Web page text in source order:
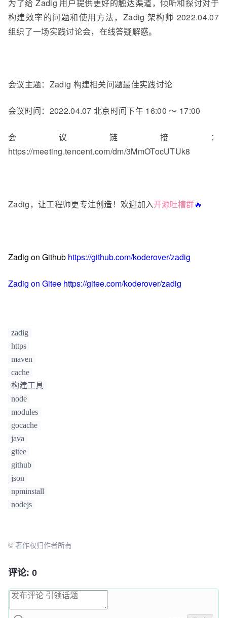
为了给 Zadig 用户提供更好的触达渠道，倾听和探讨对于
构建效率的问题和使用方法，Zadig 架构师 2022.04.07
组织了一场实践讨论会，在线答疑解惑。
会议主题：Zadig 构建相关问题最佳实践讨论
会议时间：2022.04.07 北京时间下午 16:00 ～ 17:00
会议链接：
https://meeting.tencent.com/dm/3MmOTocUTUk8
Zadig，让工程师更专注创造！欢迎加入开源吐槽群🔥
Zadig on Github https://github.com/koderover/zadig
Zadig on Gitee https://gitee.com/koderover/zadig
zadig
https
maven
cache
构建工具
node
modules
gocache
java
gitee
github
json
npminstall
nodejs
© 著作权归作者所有
评论: 0